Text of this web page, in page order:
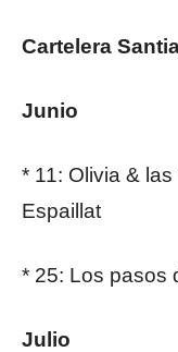
Cartelera
Junio
* 11: Olivia &
Espaillat
* 25: Los pasos
Julio